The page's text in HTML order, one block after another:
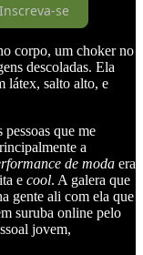
Inscreva-se
corpo, um choker no
descoladas. Ela
látex, salto alto, e
que me
a
de moda era
e cool. A galera que
gente ali com ela que
suruba online pelo
jovem,